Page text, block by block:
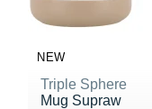
NEW
Triple Sphere
Mug Supraw